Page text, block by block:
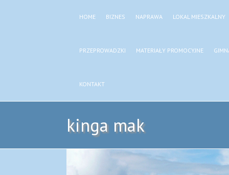
HOME BIZNES NAPRAWA LOKAL MIESZKALNY
PRZEPROWADZKI MATERIAŁY PROMOCYJNE
KONTAKT
kinga mak